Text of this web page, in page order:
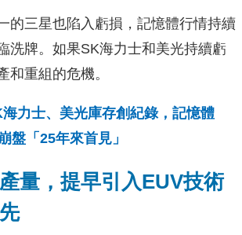
的三星也陷入虧損，記憶體行情持續
洗牌。如果SK海力士和美光持續虧
和重組的危機。
力士、美光庫存創紀錄，記憶體
盤「25年來首見」
量，提早引入EUV技術